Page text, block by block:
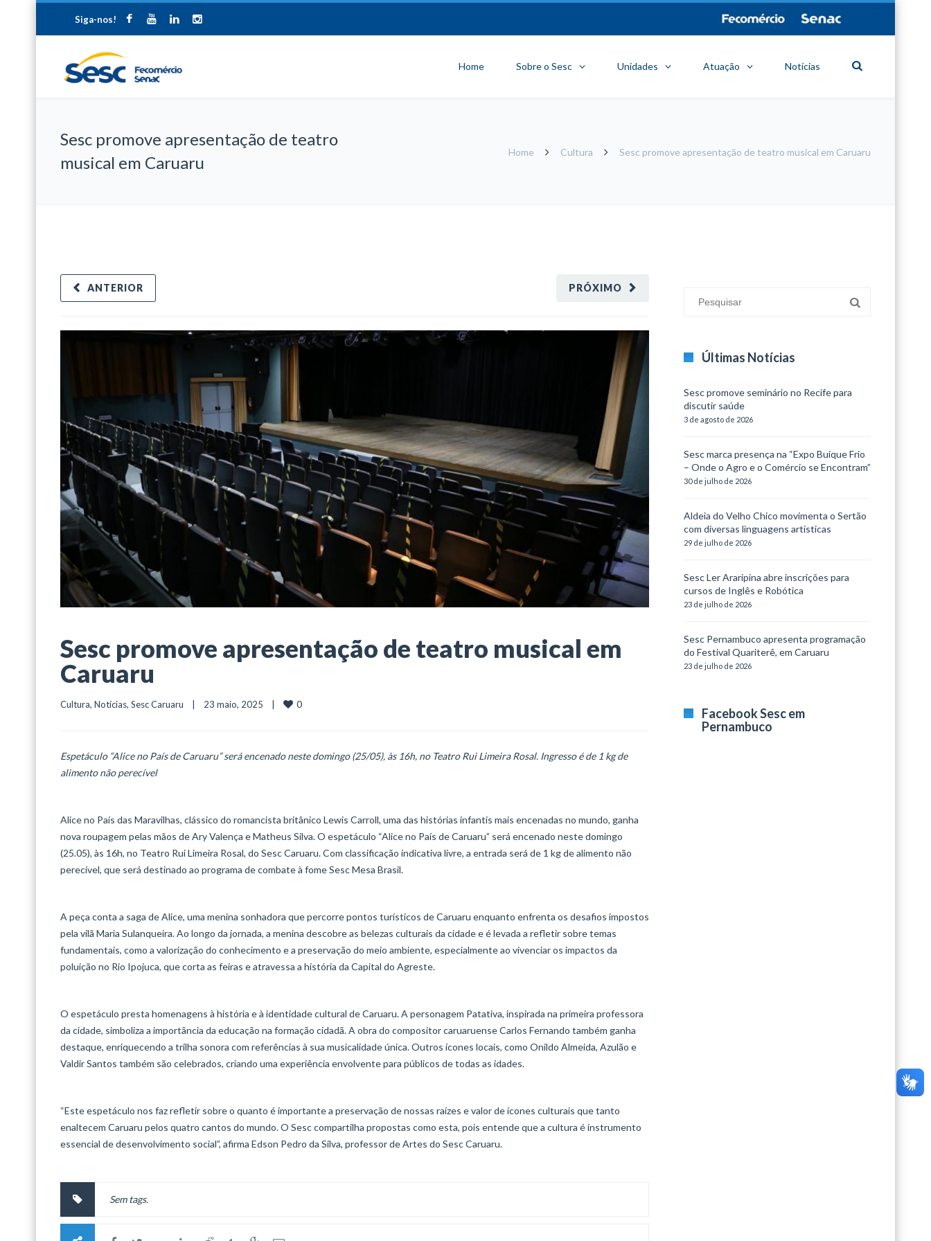
Siga-nos!
Home Sobre o Sesc Unidades Atuação Notícias
Sesc promove apresentação de teatro
musical em Caruaru
Home Cultura Sesc promove apresentação de teatro musical em Caruaru
PRÓXIMO
ANTERIOR
Sesc promove apresentação de teatro musical em
Caruaru
Cultura, Notícias, Sesc Caruaru
    |    23 maio, 2025    |
0
Espetáculo “Alice no País de Caruaru” será encenado neste domingo (25/05), às 16h, no Teatro Rui Limeira Rosal. Ingresso é de 1 kg de
alimento não perecível
Alice no País das Maravilhas, clássico do romancista britânico Lewis Carroll, uma das histórias infantis mais encenadas no mundo, ganha
nova roupagem pelas mãos de Ary Valença e Matheus Silva. O espetáculo “Alice no País de Caruaru” será encenado neste domingo
(25.05), às 16h, no Teatro Rui Limeira Rosal, do Sesc Caruaru. Com classificação indicativa livre, a entrada será de 1 kg de alimento não
perecível, que será destinado ao programa de combate à fome Sesc Mesa Brasil.
A peça conta a saga de Alice, uma menina sonhadora que percorre pontos turísticos de Caruaru enquanto enfrenta os desafios impostos
pela vilã Maria Sulanqueira. Ao longo da jornada, a menina descobre as belezas culturais da cidade e é levada a refletir sobre temas
fundamentais, como a valorização do conhecimento e a preservação do meio ambiente, especialmente ao vivenciar os impactos da
poluição no Rio Ipojuca, que corta as feiras e atravessa a história da Capital do Agreste.
O espetáculo presta homenagens à história e à identidade cultural de Caruaru. A personagem Patativa, inspirada na primeira professora
da cidade, simboliza a importância da educação na formação cidadã. A obra do compositor caruaruense Carlos Fernando também ganha
destaque, enriquecendo a trilha sonora com referências à sua musicalidade única. Outros ícones locais, como Onildo Almeida, Azulão e
Valdir Santos também são celebrados, criando uma experiência envolvente para públicos de todas as idades.
“Este espetáculo nos faz refletir sobre o quanto é importante a preservação de nossas raízes e valor de ícones culturais que tanto
enaltecem Caruaru pelos quatro cantos do mundo. O Sesc compartilha propostas como esta, pois entende que a cultura é instrumento
essencial de desenvolvimento social”, afirma Edson Pedro da Silva, professor de Artes do Sesc Caruaru.
Sem tags.
Últimas Notícias
Sesc promove seminário no Recife para
discutir saúde
3 de agosto de 2026
Sesc marca presença na “Expo Buíque Frio
– Onde o Agro e o Comércio se Encontram”
30 de julho de 2026
Aldeia do Velho Chico movimenta o Sertão
com diversas linguagens artísticas
29 de julho de 2026
Sesc Ler Araripina abre inscrições para
cursos de Inglês e Robótica
23 de julho de 2026
Sesc Pernambuco apresenta programação
do Festival Quariterê, em Caruaru
23 de julho de 2026
Facebook Sesc em
Pernambuco